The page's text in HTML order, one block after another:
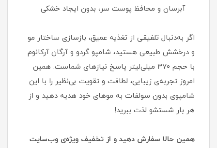
آبرسان و محافظ پوست سر، بدون ایجاد خشکی
اگر به‌دنبال تلفیقی از تغذیه عمیق، بازسازی ساختار مو
و درخشش طبیعی هستید، شامپو گردو و آرگان آرکانوم
با حجم ۳۷۰ میلی‌لیتر پاسخ نیازهای شماست. همین
امروز تجربه‌ی زیبایی، لطافت و تقویت بی‌نظیر را با این
شامپوی بدون سولفات به موهای خود هدیه دهید و از
هر بار شستشو لذت ببرید!
همین حالا سفارش دهید و از تخفیف ویژه‌ی وب‌سایت